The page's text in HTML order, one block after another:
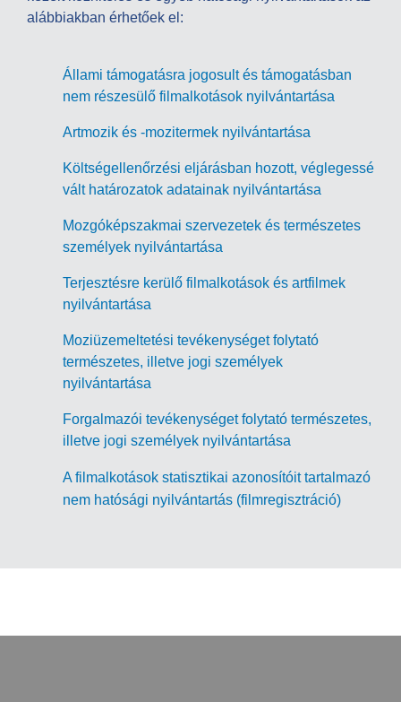
alábbiakban érhetőek el:
Állami támogatásra jogosult és támogatásban
nem részesülő filmalkotások nyilvántartása
Artmozik és -mozitermek nyilvántartása
Költségellenőrzési eljárásban hozott, véglegessé
vált határozatok adatainak nyilvántartása
Mozgóképszakmai szervezetek és természetes
személyek nyilvántartása
Terjesztésre kerülő filmalkotások és artfilmek
nyilvántartása
Moziüzemeltetési tevékenységet folytató
természetes, illetve jogi személyek
nyilvántartása
Forgalmazói tevékenységet folytató természetes,
illetve jogi személyek nyilvántartása
A filmalkotások statisztikai azonosítóit tartalmazó
nem hatósági nyilvántartás (filmregisztráció)